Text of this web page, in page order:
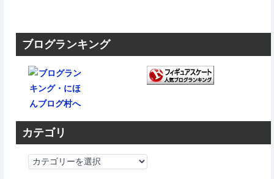
ブログランキング
カテゴリ
カ